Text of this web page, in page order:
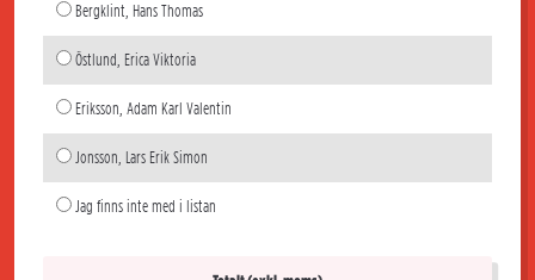
Bergklint, Hans Thomas
Östlund, Erica Viktoria
Eriksson, Adam Karl Valentin
Jonsson, Lars Erik Simon
Jag finns inte med i listan